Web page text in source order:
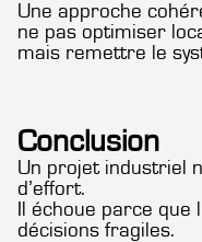
Une approche
ne pas optimiser
mais remettre le
Conclusion
Un projet industriel
d’effort.
Il échoue parce que
décisions fragiles.